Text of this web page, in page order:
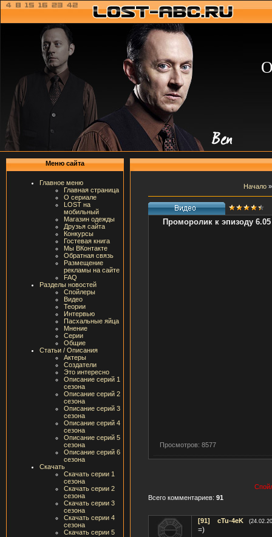
Меню сайта
Главное меню
Главная страница
О сериале
LOST на
мобильный
Магазин одежды
Друзья сайта
Конкурсы
Гостевая книга
Мы ВКонтакте
Обратная связь
Размещение
рекламы на сайте
FAQ
Разделы новостей
Спойлеры
Видео
Теории
Интервью
Пасхальные яйца
Мнение
Серии
Общие
Статьи / Описания
Актеры
Создатели
Это интересно
Описание серий 1
сезона
Описание серий 2
сезона
Описание серий 3
сезона
Описание серий 4
сезона
Описание серий 5
сезона
Описание серий 6
сезона
Скачать
Скачать серии 1
сезона
Скачать серии 2
сезона
Скачать серии 3
сезона
Скачать серии 4
сезона
Скачать серии 5
Начало
Проморолик к эпизоду
Просмотров: 8577
Всего комментариев: 91
[91] cTu-4eK
=)